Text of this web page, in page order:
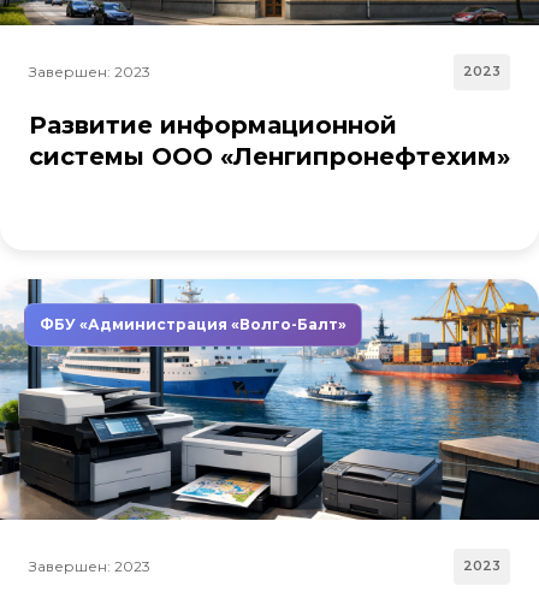
Завершен: 2023 2023
Развитие информационной
системы ООО «Ленгипронефтехим»
ФБУ «Администрация «Волго-Балт»
Завершен: 2023 2023